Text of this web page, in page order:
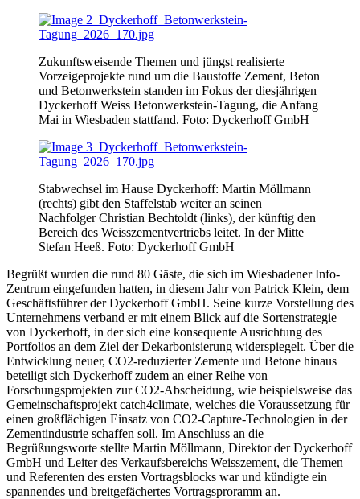
Zukunftsweisende Themen und jüngst realisierte
Vorzeigeprojekte rund um die Baustoffe Zement, Beton
und Betonwerkstein standen im Fokus der diesjährigen
Dyckerhoff Weiss Betonwerkstein-Tagung, die Anfang
Mai in Wiesbaden stattfand. Foto: Dyckerhoff GmbH
Stabwechsel im Hause Dyckerhoff: Martin Möllmann
(rechts) gibt den Staffelstab weiter an seinen
Nachfolger Christian Bechtoldt (links), der künftig den
Bereich des Weisszementvertriebs leitet. In der Mitte
Stefan Heeß. Foto: Dyckerhoff GmbH
Begrüßt wurden die rund 80 Gäste, die sich im Wiesbadener Info-
Zentrum eingefunden hatten, in diesem Jahr von Patrick Klein, dem
Geschäftsführer der Dyckerhoff GmbH. Seine kurze Vorstellung des
Unternehmens verband er mit einem Blick auf die Sortenstrategie
von Dyckerhoff, in der sich eine konsequente Ausrichtung des
Portfolios an dem Ziel der Dekarbonisierung widerspiegelt. Über die
Entwicklung neuer, CO2-reduzierter Zemente und Betone hinaus
beteiligt sich Dyckerhoff zudem an einer Reihe von
Forschungsprojekten zur CO2-Abscheidung, wie beispielsweise das
Gemeinschaftsprojekt catch4climate, welches die Voraussetzung für
einen großflächigen Einsatz von CO2-Capture-Technologien in der
Zementindustrie schaffen soll. Im Anschluss an die
Begrüßungsworte stellte Martin Möllmann, Direktor der Dyckerhoff
GmbH und Leiter des Verkaufsbereichs Weisszement, die Themen
und Referenten des ersten Vortragsblocks war und kündigte ein
spannendes und breitgefächertes Vortragsproramm an.